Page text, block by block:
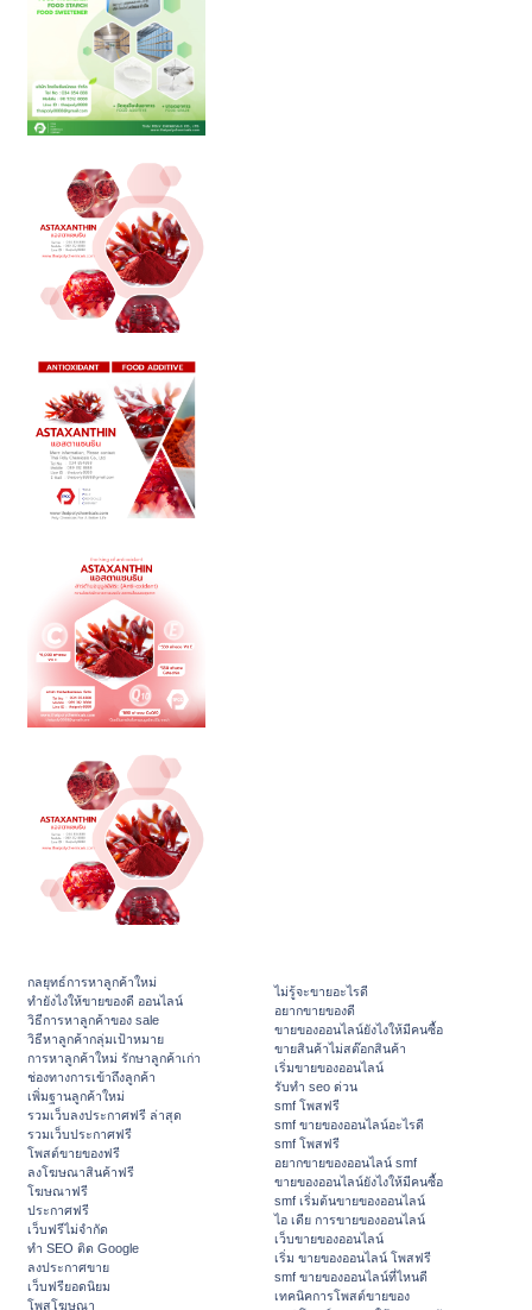
กลยุทธ์การหาลูกค้าใหม่
ทํายังไงให้ขายของดี ออนไลน์
วิธีการหาลูกค้าของ sale
วิธีหาลูกค้ากลุ่มเป้าหมาย
การหาลูกค้าใหม่ รักษาลูกค้าเก่า
ช่องทางการเข้าถึงลูกค้า
เพิ่มฐานลูกค้าใหม่
รวมเว็บลงประกาศฟรี ล่าสุด
รวมเว็บประกาศฟรี
โพสต์ขายของฟรี
ลงโฆษณาสินค้าฟรี
โฆษณาฟรี
ประกาศฟรี
เว็บฟรีไม่จำกัด
ทำ SEO ติด Google
ลงประกาศขาย
เว็บฟรียอดนิยม
โพสโฆษณา
ไม่รู้จะขายอะไรดี
อยากขายของดี
ขายของออนไลน์ยังไงให้มีคนซื้อ
ขายสินค้าไม่สต๊อกสินค้า
เริ่มขายของออนไลน์
รับทำ seo ด่วน
smf โพสฟรี
smf ขายของออนไลน์อะไรดี
smf โพสฟรี
อยากขายของออนไลน์ smf
ขายของออนไลน์ยังไงให้มีคนซื้อ
smf เริ่มต้นขายของออนไลน์
ไอ เดีย การขายของออนไลน์
เว็บขายของออนไลน์
เริ่ม ขายของออนไลน์ โพสฟรี
smf ขายของออนไลน์ที่ไหนดี
เทคนิคการโพสต์ขายของ